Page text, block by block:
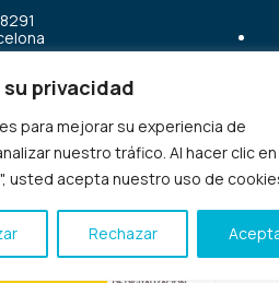
privacidad
para mejorar su experiencia de
nuestro tráfico. Al hacer clic en
usted acepta nuestro uso de
Rechazar
SERVICIOS